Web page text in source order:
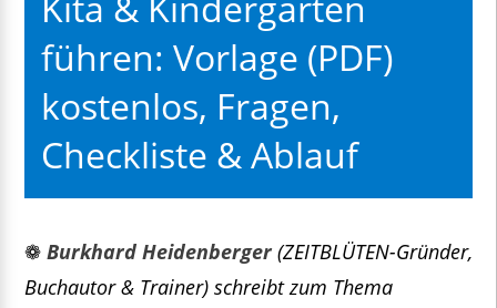
führen: Vorlage (PDF)
kostenlos, Fragen,
Checkliste & Ablauf
❁ Burkhard Heidenberger(ZEITBLÜTEN-Gründer,
Buchautor & Trainer) schreibt zum Thema